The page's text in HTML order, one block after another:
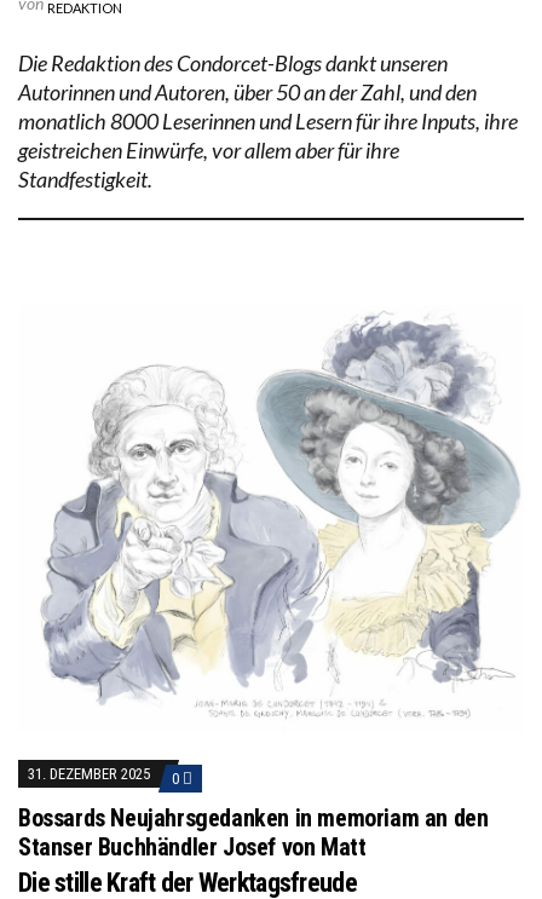
REDAKTION
Die Redaktion des Condorcet-Blogs dankt unseren
Autorinnen und Autoren, über 50 an der Zahl, und den
monatlich 8000 Leserinnen und Lesern für ihre Inputs, ihre
geistreichen Einwürfe, vor allem aber für ihre
Standfestigkeit.
31. DEZEMBER 2025 0
Bossards Neujahrsgedanken in memoriam an den
Stanser Buchhändler Josef von Matt
Die stille Kraft der Werktagsfreude